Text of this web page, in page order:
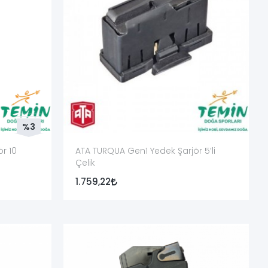
Edilecek Nokta
kapasite ve fişek boyu
modellerle karıştırılmaması
nesil ve tek sıralı yapı
dudağı, çatlak ve ısı etkisi
10
%3
ATA TURQUA Gen1 Yedek Şarjör 5’li
Çelik
1.759,22